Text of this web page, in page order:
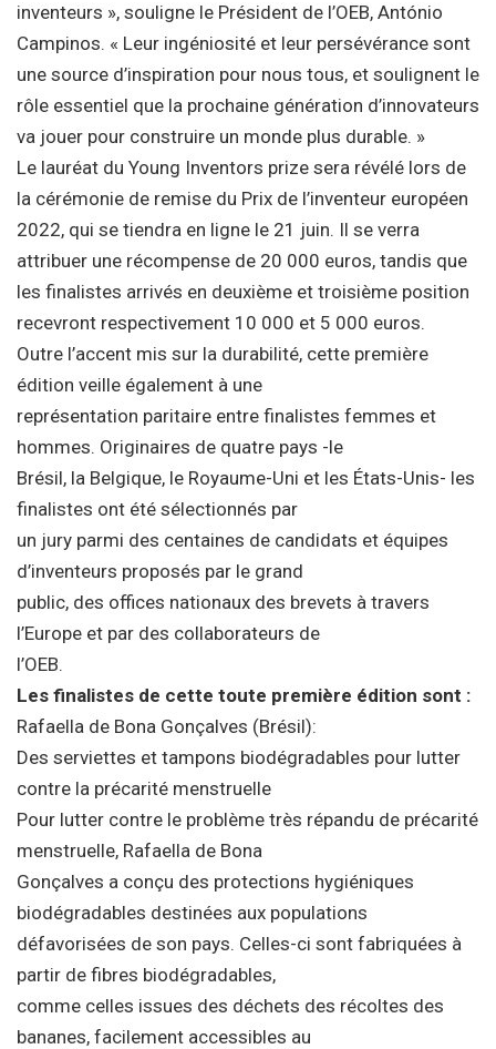
inventeurs », souligne le Président de l’OEB, António
Campinos. « Leur ingéniosité et leur persévérance sont
une source d’inspiration pour nous tous, et soulignent le
rôle essentiel que la prochaine génération d’innovateurs
va jouer pour construire un monde plus durable. »
Le lauréat du Young Inventors prize sera révélé lors de
la cérémonie de remise du Prix de l’inventeur européen
2022, qui se tiendra en ligne le 21 juin. Il se verra
attribuer une récompense de 20 000 euros, tandis que
les finalistes arrivés en deuxième et troisième position
recevront respectivement 10 000 et 5 000 euros.
Outre l’accent mis sur la durabilité, cette première
édition veille également à une
représentation paritaire entre finalistes femmes et
hommes. Originaires de quatre pays -le
Brésil, la Belgique, le Royaume-Uni et les États-Unis- les
finalistes ont été sélectionnés par
un jury parmi des centaines de candidats et équipes
d’inventeurs proposés par le grand
public, des offices nationaux des brevets à travers
l’Europe et par des collaborateurs de
l’OEB.
Les finalistes de cette toute première édition sont :
Rafaella de Bona Gonçalves (Brésil):
Des serviettes et tampons biodégradables pour lutter
contre la précarité menstruelle
Pour lutter contre le problème très répandu de précarité
menstruelle, Rafaella de Bona
Gonçalves a conçu des protections hygiéniques
biodégradables destinées aux populations
défavorisées de son pays. Celles-ci sont fabriquées à
partir de fibres biodégradables,
comme celles issues des déchets des récoltes des
bananes, facilement accessibles au